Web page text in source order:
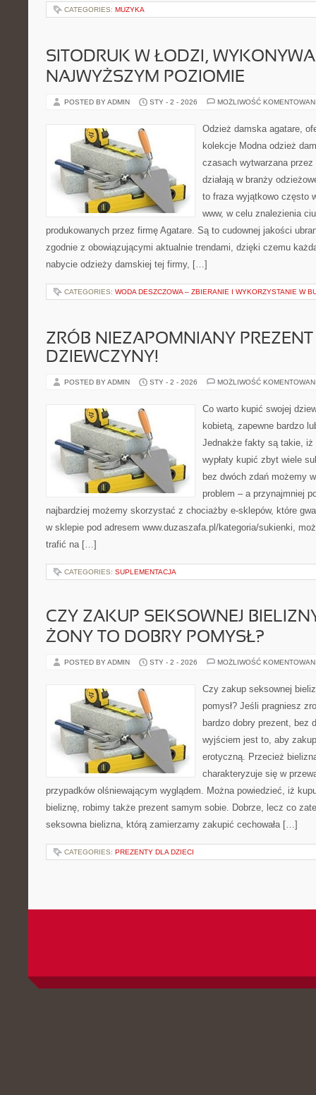
CATEGORIES: MUZYKA
SITODRUK W ŁODZI,
NAJWYŻSZYM POZIOMIE
POSTED BY ADMIN STY - 2 - 2026 MOŻLIWOŚĆ
Odzież damska agatare,
kolekcje Modna odzież
czasach wytwarzana
działają w branży
to fraza wyjątkowo często
www, w celu znalezienia
produkowanych przez firmę Agatare. Są to cudownej jakości
zgodnie z obowiązującymi aktualnie trendami, dzięki czemu
nabycie odzieży damskiej tej firmy, […]
CATEGORIES: WODA DESZCZOWA – ZBIERANIE I WYKORZYSTANIE W
ZRÓB NIEZAPOMNIANY
DZIEWCZYNY!
POSTED BY ADMIN STY - 2 - 2026 MOŻLIWOŚĆ
Co warto kupić swojej
kobietą, zapewne bardzo
Jednakże fakty są takie, iż
wypłaty kupić zbyt wiele
bez dwóch zdań możemy
problem – a przynajmniej
najbardziej możemy skorzystać z chociażby e-sklepów, które
w sklepie pod adresem www.duzaszafa.pl/kategoria/sukienki,
trafić na […]
CATEGORIES: SUPLEMENTACJA
CZY ZAKUP SEKSOWNEJ
ŻONY TO DOBRY POMYSŁ?
POSTED BY ADMIN STY - 2 - 2026 MOŻLIWOŚĆ
Czy zakup seksownej
pomysł? Jeśli pragniesz
bardzo dobry prezent, bez
wyjściem jest to, aby
erotyczną. Przecież
charakteryzuje się w
przypadków olśniewającym wyglądem. Można powiedzieć, iż
bieliznę, robimy także prezent samym sobie. Dobrze, lecz co
seksowna bielizna, którą zamierzamy zakupić cechowała […]
CATEGORIES: PREZENTY DLA DZIECI